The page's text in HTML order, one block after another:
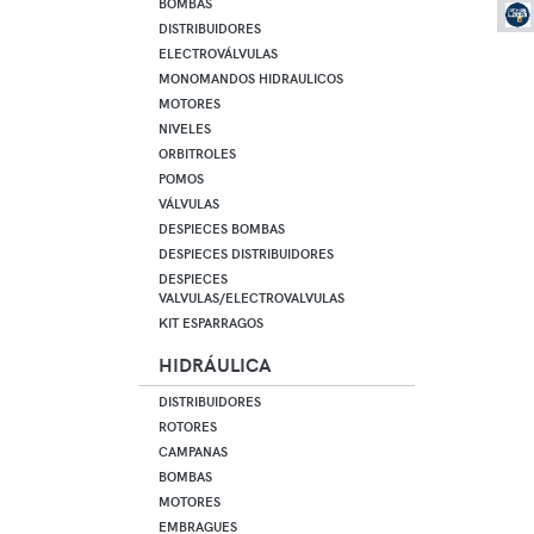
DISTRIBUIDORES
ELECTROVÁLVULAS
MONOMANDOS HIDRAULICOS
MOTORES
NIVELES
ORBITROLES
POMOS
VÁLVULAS
DESPIECES BOMBAS
DESPIECES DISTRIBUIDORES
DESPIECES
VALVULAS/ELECTROVALVULAS
KIT ESPARRAGOS
HIDRÁULICA
DISTRIBUIDORES
ROTORES
CAMPANAS
BOMBAS
MOTORES
EMBRAGUES